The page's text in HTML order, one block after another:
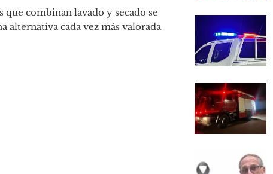
que combinan lavado y secado se
alternativa cada vez más valorada